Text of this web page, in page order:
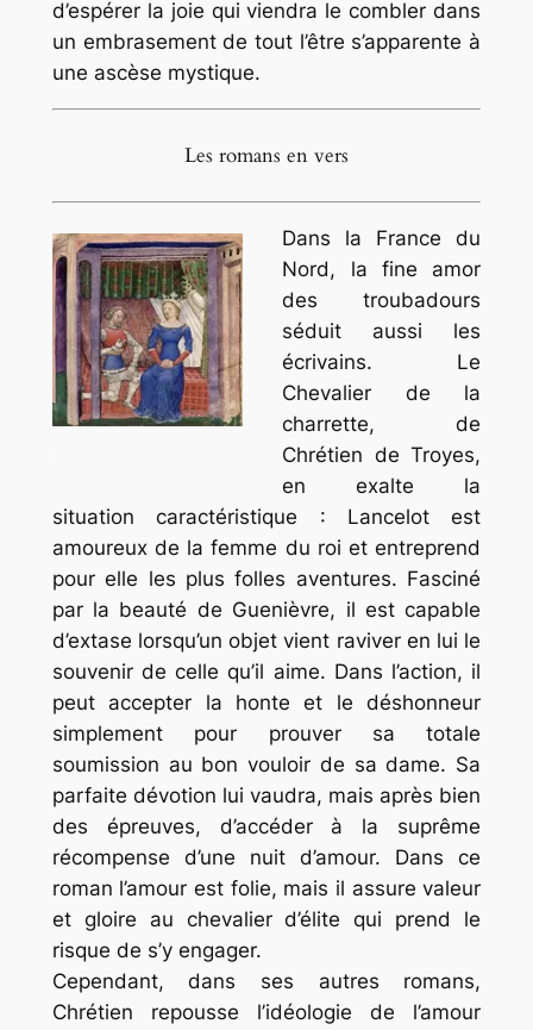
d’espérer la joie qui viendra le combler dans
un embrasement de tout l’être s’apparente à
une ascèse mystique.
Les romans en vers
Dans la France du
Nord, la fine amor
des troubadours
séduit aussi les
écrivains. Le
Chevalier de la
charrette, de
Chrétien de Troyes,
en exalte la
situation caractéristique : Lancelot est
amoureux de la femme du roi et entreprend
pour elle les plus folles aventures. Fasciné
par la beauté de Guenièvre, il est capable
d’extase lorsqu’un objet vient raviver en lui le
souvenir de celle qu’il aime. Dans l’action, il
peut accepter la honte et le déshonneur
simplement pour prouver sa totale
soumission au bon vouloir de sa dame. Sa
parfaite dévotion lui vaudra, mais après bien
des épreuves, d’accéder à la suprême
récompense d’une nuit d’amour. Dans ce
roman l’amour est folie, mais il assure valeur
et gloire au chevalier d’élite qui prend le
risque de s’y engager.
Cependant, dans ses autres romans,
Chrétien repousse l’idéologie de l’amour